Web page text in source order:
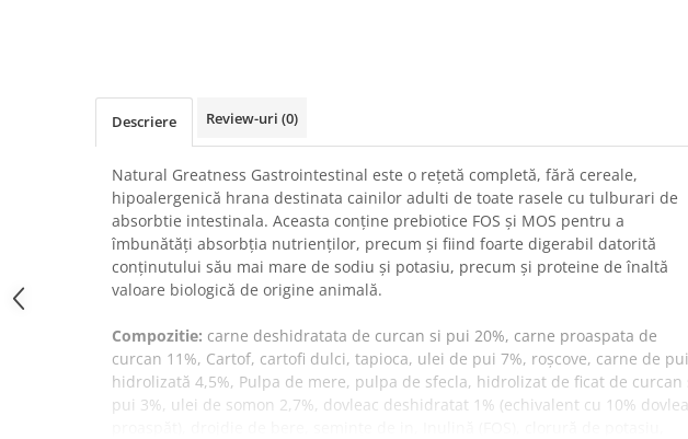
Promotii si oferte
Descriere Review-uri (0)
Natural Greatness Gastrointestinal este o rețetă completă, fără cereale,
hipoalergenică hrana destinata cainilor adulti de toate rasele cu tulburari de
absorbtie intestinala. Aceasta conține prebiotice FOS și MOS pentru a
îmbunătăți absorbția nutrienților, precum și fiind foarte digerabil datorită
conținutului său mai mare de sodiu și potasiu, precum și proteine ​​de înaltă
valoare biologică de origine animală.
Compozitie: carne deshidratata de curcan si pui 20%, carne proaspata de
curcan 11%, Cartof, cartofi dulci, tapioca, ulei de pui 7%, roșcove, carne de pui
hidrolizată 4,5%, Pulpa de mere, pulpa de sfecla, hidrolizat de ficat de curcan
pui 3%, ulei de somon 2,7%, dovleac deshidratat 1% (echivalent cu 10%